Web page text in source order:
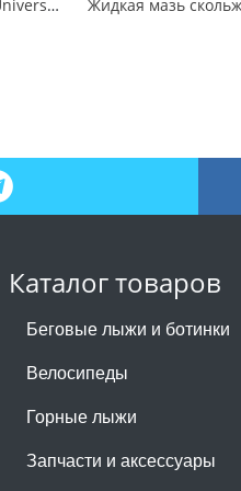
эмульсия SWIX F4 Universal Glide Wax, 80ml
Каталог товаров
Беговые лыжи и ботинки
Велосипеды
Горные лыжи
Запчасти и аксессуары